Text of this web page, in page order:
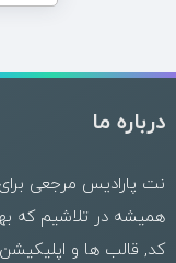
درباره ما
نت پارادیس مرجعی
همیشه در تلاشیم که
کد, قالب ها و